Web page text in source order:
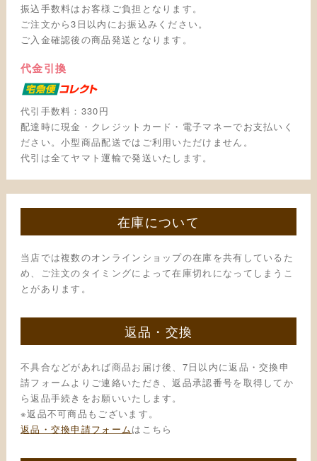
振込手数料はお客様ご負担となります。
ご注文から3日以内にお振込みください。
ご入金確認後の商品発送となります。
代金引換
代引手数料：330円
配達時に現金・クレジットカード・電子マネーでお支払いく
ださい。小型商品配送ではご利用いただけません。
代引は全てヤマト運輸で発送いたします。
在庫について
当店では複数のオンラインショップの在庫を共有しているた
め、ご注文のタイミングによって在庫切れになってしまうこ
とがあります。
返品・交換
不具合などがあれば商品お届け後、7日以内に返品・交換申
請フォームよりご連絡いただき、返品承認番号を取得してか
ら返品手続きをお願いいたします。
※返品不可商品もございます。
返品・交換申請フォームはこちら